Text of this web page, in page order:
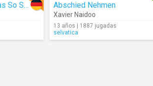
Ich Kenne Nichts (Das So Schön Ist Wie Du) Abschied Nehmen
Xavier Naidoo
13 años | 1887 jugadas
selvatica